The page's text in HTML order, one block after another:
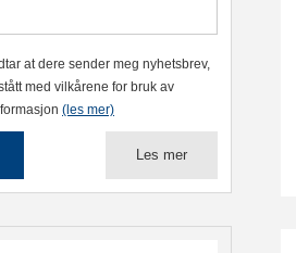
at dere sender meg nyhetsbrev,
med vilkårene for bruk av
(les mer)
Les mer